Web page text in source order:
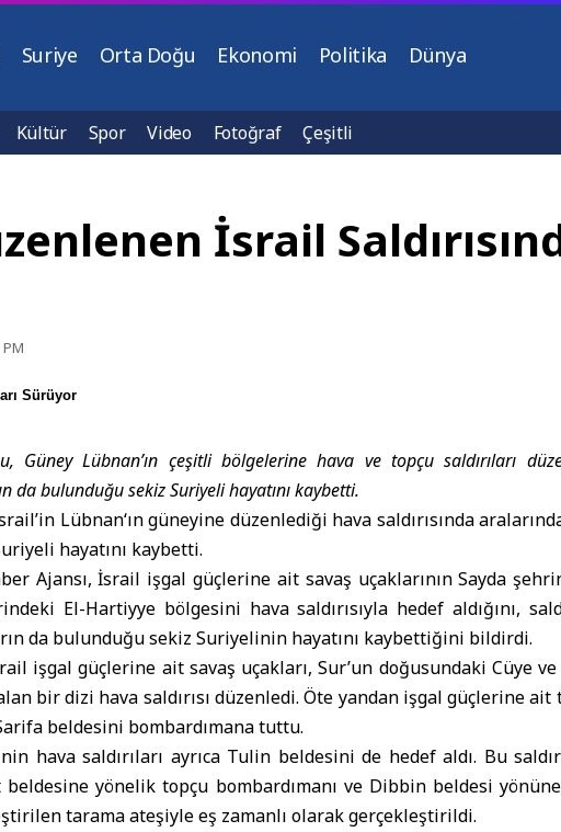
Suriye Orta Doğu Ekonomi Politika Dünya
Kültür Spor Video Fotoğraf Çeşitli
İsrail
Sürüyor
Güney Lübnan’ın çeşitli bölgelerine hava ve topçu saldırıları
da bulunduğu sekiz Suriyeli hayatını kaybetti.
Lübnan‘ın güneyine düzenlediği hava saldırısında
hayatını kaybetti.
Ajansı,İsrail işgal güçlerine ait savaş uçaklarının Sayda
El-Hartiyye bölgesini hava saldırısıyla hedef aldığını,
da bulunduğu sekiz Suriyelinin hayatını kaybettiğini bildirdi.
işgal güçlerine ait savaş uçakları, Sur’un doğusundaki Cüye
bir dizi hava saldırısı düzenledi. Öte yandan işgal güçlerine
beldesini bombardımana tuttu.
hava saldırıları ayrıca Tulin beldesini de hedef aldı. Bu
yönelik topçu bombardımanı ve Dibbin beldesi
tarama ateşiyle eş zamanlı olarak gerçekleştirildi.